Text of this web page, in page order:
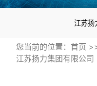
江苏扬
金丰（中国
您当前的位置： 首页
江苏扬力集团有限公司